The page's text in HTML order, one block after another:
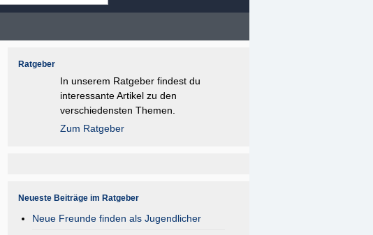
Ratgeber
In unserem Ratgeber findest du
interessante Artikel zu den
verschiedensten Themen.
Zum Ratgeber
Neueste Beiträge im Ratgeber
Neue Freunde finden als Jugendlicher